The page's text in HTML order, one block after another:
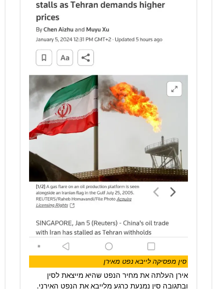
סין מפסיקה לייבא נפט מאירן
אירן העלתה את מחיר הנפט שהיא מייצאת לסין
ובתגובה סין נמנעת כרגע מלייבא את הנפט האירני.